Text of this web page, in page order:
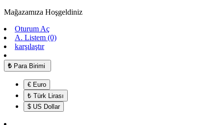
Mağazamıza Hoşgeldiniz
Oturum Aç
A. Listem (0)
karşılaştır
₺ Para Birimi
€ Euro
₺ Türk Lirası
$ US Dollar